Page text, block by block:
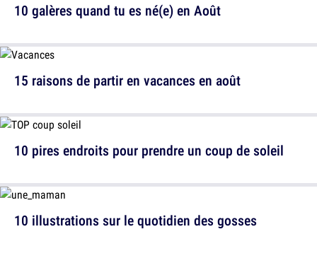
10 galères quand tu es né(e) en Août
10 pires endroits pour prendre un coup de soleil
15 raisons de partir en vacances en août
10 illustrations sur le quotidien des gosses